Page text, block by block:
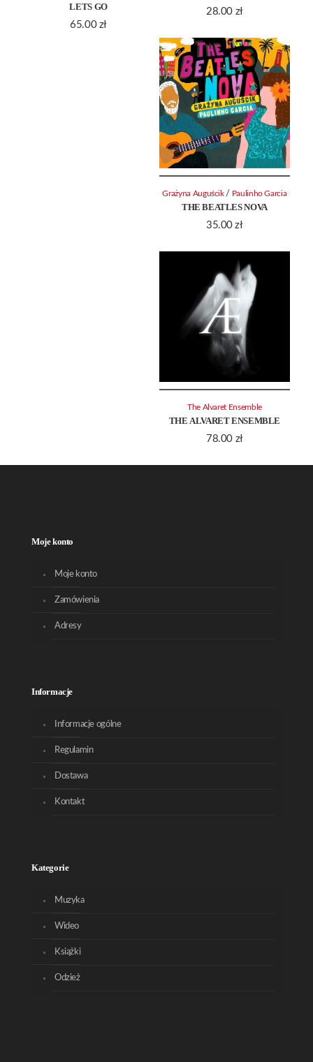
LETS GO
65.00 zł
28.00 zł
THE BEATLES NOVA
35.00zł
Grażyna Auguścik / Paulinho Garcia
THE ALVARET ENSEMBLE
78.00 zł
The Alvaret Ensemble
Moje konto
Moje konto
Zamówienia
Adresy
Informacje
Informacje ogólne
Regulamin
Dostawa
Kontakt
Kategorie
Muzyka
Wideo
Książki
Odzież